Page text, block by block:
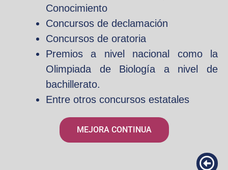
Conocimiento
Concursos de declamación
Concursos de oratoria
Premios a nivel nacional como la
Olimpiada de Biología a nivel de
bachillerato.
Entre otros concursos estatales
MEJORA CONTINUA